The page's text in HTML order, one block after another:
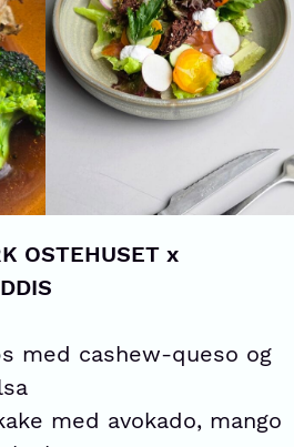
OSTEHUSET x
med cashew-queso og
med avokado, mango